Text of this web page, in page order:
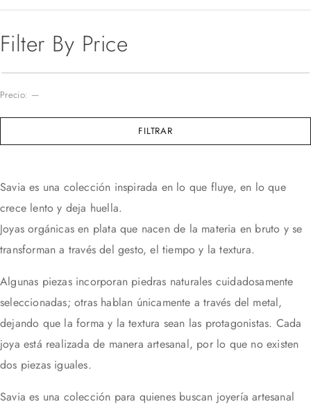
Filter By Price
FILTRAR
Precio: —
Savia es una colección inspirada en lo que fluye, en lo que
crece lento y deja huella.
Joyas orgánicas en plata que nacen de la materia en bruto y se
transforman a través del gesto, el tiempo y la textura.
Algunas piezas incorporan piedras naturales cuidadosamente
seleccionadas; otras hablan únicamente a través del metal,
dejando que la forma y la textura sean las protagonistas. Cada
joya está realizada de manera artesanal, por lo que no existen
dos piezas iguales.
Savia es una colección para quienes buscan joyería artesanal